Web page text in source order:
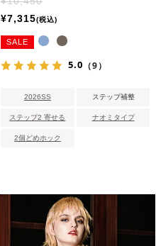
¥7,315 税込
SALE
5.0 （9）
2026SS ステップ補整
ステップ2 寄せる ナオミタイプ
2個どめホック